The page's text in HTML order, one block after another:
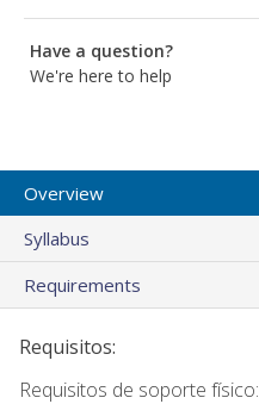
Have a question?
We're here to help
Overview
Syllabus
Requirements
Requisitos:
Requisitos de soporte físico: